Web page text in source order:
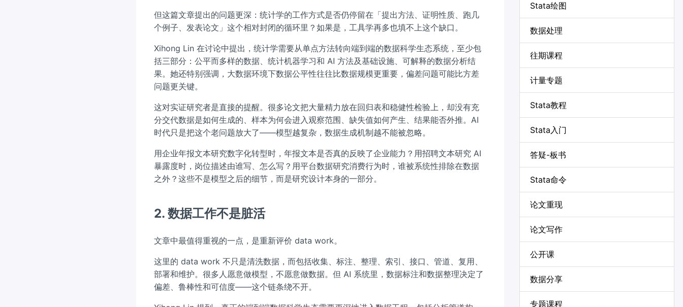
但这篇文章提出的问题更深：统计学的工作方式是否仍停留在「提出方法、证明性质、跑几
个例子、发表论文」这个相对封闭的循环里？如果是，工具学再多也填不上这个缺口。
Xihong Lin 在讨论中提出，统计学需要从单点方法转向端到端的数据科学生态系统，至少包
括三部分：公平而多样的数据、统计机器学习和 AI 方法及基础设施、可解释的数据分析结
果。她还特别强调，大数据环境下数据公平性往往比数据规模更重要，偏差问题可能比方差
问题更关键。
这对实证研究者是直接的提醒。很多论文把大量精力放在回归表和稳健性检验上，却没有充
分交代数据是如何生成的、样本为何会进入观察范围、缺失值如何产生、结果能否外推。AI
时代只是把这个老问题放大了——模型越复杂，数据生成机制越不能被忽略。
用企业年报文本研究数字化转型时，年报文本是否真的反映了企业能力？用招聘文本研究 AI
暴露度时，岗位描述由谁写、怎么写？用平台数据研究消费行为时，谁被系统性排除在数据
之外？这些不是模型之后的细节，而是研究设计本身的一部分。
2. 数据工作不是脏活
文章中最值得重视的一点，是重新评价 data work。
这里的 data work 不只是清洗数据，而包括收集、标注、整理、索引、接口、管道、复用、
部署和维护。很多人愿意做模型，不愿意做数据。但 AI 系统里，数据标注和数据整理决定了
偏差、鲁棒性和可信度——这个链条绕不开。
Stata绘图
数据处理
往期课程
计量专题
Stata教程
Stata入门
答疑-板书
Stata命令
论文重现
论文写作
公开课
数据分享
专题课程